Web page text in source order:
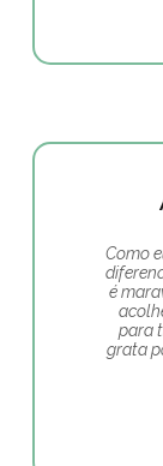
Como
é
para
grata